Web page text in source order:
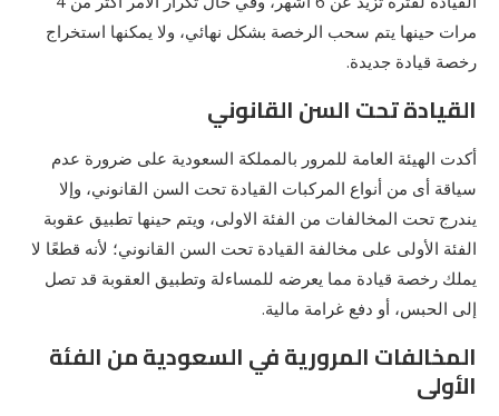
مرات حينها يتم سحب الرخصة بشكل نهائي، ولا يمكنها استخراج
رخصة قيادة جديدة.
القيادة تحت السن القانوني
أكدت الهيئة العامة للمرور بالمملكة السعودية على ضرورة عدم
سياقة أى من أنواع المركبات القيادة تحت السن القانوني، وإلا
يندرج تحت المخالفات من الفئة الاولى، ويتم حينها تطبيق عقوبة
الفئة الأولى على مخالفة القيادة تحت السن القانوني؛ لأنه قطعًا لا
يملك رخصة قيادة مما يعرضه للمساءلة وتطبيق العقوبة قد تصل
إلى الحبس، أو دفع غرامة مالية.
المخالفات المرورية في السعودية من الفئة
الأولى